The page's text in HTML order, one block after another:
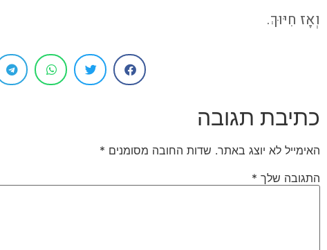
וְאָז חִיּוּךְ.
כתיבת תגובה
האימייל לא יוצג באתר. שדות החובה מסומנים *
התגובה שלך *